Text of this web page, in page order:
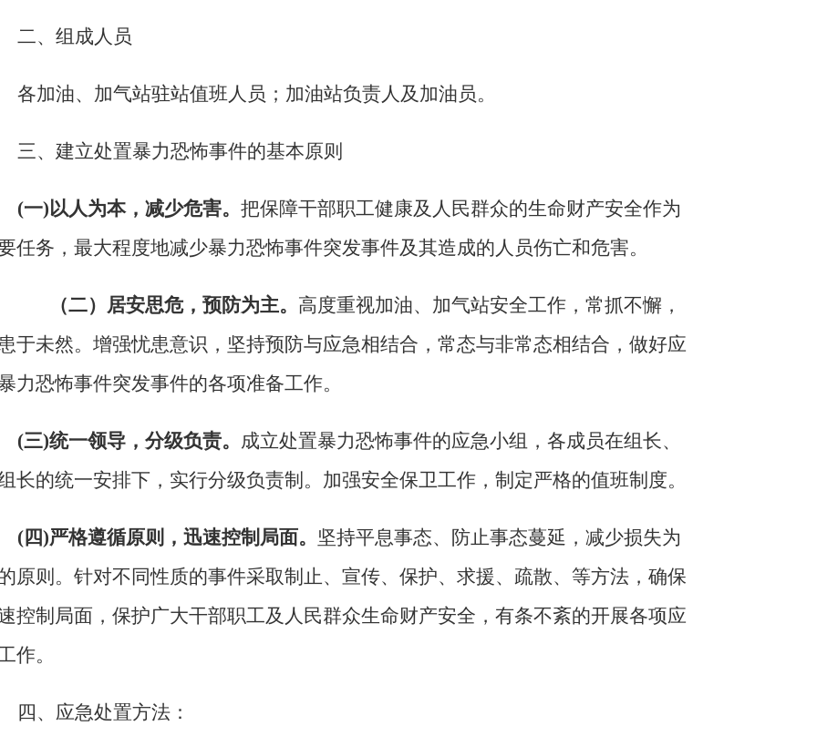
二、组成人员
各加油、加气站驻站值班人员；加油站负责人及加油员。
三、建立处置暴力恐怖事件的基本原则
(一)以人为本，减少危害。把保障干部职工健康及人民群众的生命财产安全作为
任务，最大程度地减少暴力恐怖事件突发事件及其造成的人员伤亡和危害。
（二）居安思危，预防为主。 高度重视加油、加气站安全工作，常抓不懈，
于未然。增强忧患意识，坚持预防与应急相结合，常态与非常态相结合，做好应
力恐怖事件突发事件的各项准备工作。
(三)统一领导，分级负责。 成立处置暴力恐怖事件的应急小组，各成员在组长、
长的统一安排下，实行分级负责制。加强安全保卫工作，制定严格的值班制度。
(四)严格遵循原则，迅速控制局面。 坚持平息事态、防止事态蔓延，减少损失为
原则。针对不同性质的事件采取制止、宣传、保护、求援、疏散、等方法，确保
控制局面，保护广大干部职工及人民群众生命财产安全，有条不紊的开展各项应
作。
四、应急处置方法：